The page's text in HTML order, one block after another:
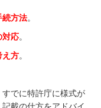
続方法。
対応。
え方。
すでに特許庁に様式が